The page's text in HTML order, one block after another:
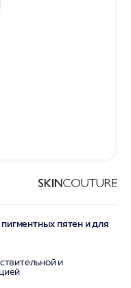
пятен и для
и